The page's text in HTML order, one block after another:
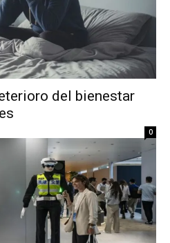
del bienestar
0